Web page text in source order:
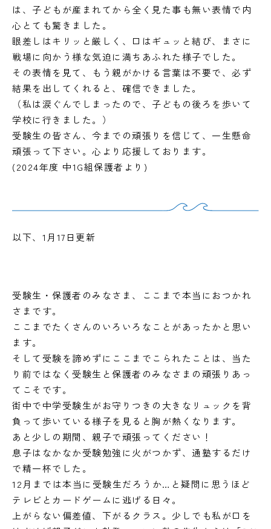
は、子どもが産まれてから全く見た事も無い表情で内
心とても驚きました。
眼差しはキリッと厳しく、口はギュッと結び、まさに
戦場に向かう様な気迫に満ちあふれた様子でした。
その表情を見て、もう親がかける言葉は不要で、必ず
結果を出してくれると、確信できました。
（私は涙ぐんでしまったので、子どもの後ろを歩いて
学校に行きました。）
受験生の皆さん、今までの頑張りを信じて、一生懸命
頑張って下さい。心より応援しております。
(2024年度 中1G組保護者より)
以下、1月17日更新
受験生・保護者のみなさま、ここまで本当におつかれ
さまです。
ここまでたくさんのいろいろなことがあったかと思い
ます。
そして受験を諦めずにここまでこられたことは、当た
り前ではなく受験生と保護者のみなさまの頑張りあっ
てこそです。
街中で中学受験生がお守りつきの大きなリュックを背
負って歩いている様子を見ると胸が熱くなります。
あと少しの期間、親子で頑張ってください！
息子はなかなか受験勉強に火がつかず、通塾するだけ
で精一杯でした。
12月までは本当に受験生だろうか…と疑問に思うほど
テレビとカードゲームに逃げる日々。
上がらない偏差値、下がるクラス。少しでも私が口を